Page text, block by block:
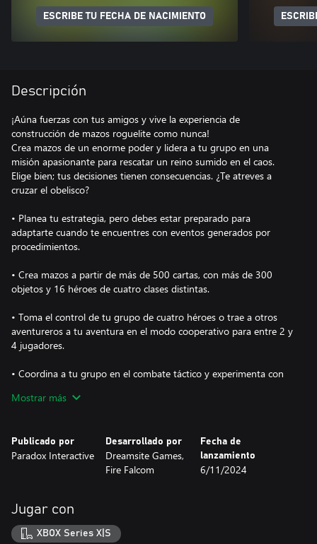
ESCRIBE TU FECHA DE NACIMIENTO
Descripción
¡Aúna fuerzas con tus amigos y vive la experiencia de
construcción de mazos roguelite como nunca!
Crea mazos de un enorme poder y lidera a tu grupo en una
misión apasionante para rescatar un reino sumido en el caos.
Elige bien; tus decisiones tienen consecuencias. ¿Te atreves a
cruzar el obelisco?
• Planea tu estrategia, pero debes estar preparado para
adaptarte cuando te encuentres con eventos generados por
procedimientos.
• Crea mazos a partir de más de 500 cartas, con más de 300
objetos y 16 héroes de cuatro clases distintas.
• Toma el control de tu grupo de cuatro héroes o trae a otros
aventureros a tu aventura en el modo cooperativo para entre 2 y
4 jugadores.
• Coordina a tu grupo en el combate táctico y experimenta con
totalmente distintas de jugar.
donde tus decisiones afectarán al desarrollo de la historia.
• Disfruta de una rejugabilidad ilimitada con tres modos de juego
Tu misión entraña un alto riesgo: rescatar a la hija del rey de las
garras del traicionero lord Hanshek antes de que la elimine.
Mostrar más
Publicado por
Paradox Interactive
Desarrollado por
Dreamsite Games,
Fire Falcom
Fecha de
lanzamiento
6/11/2024
Jugar con
XBOX Series X|S